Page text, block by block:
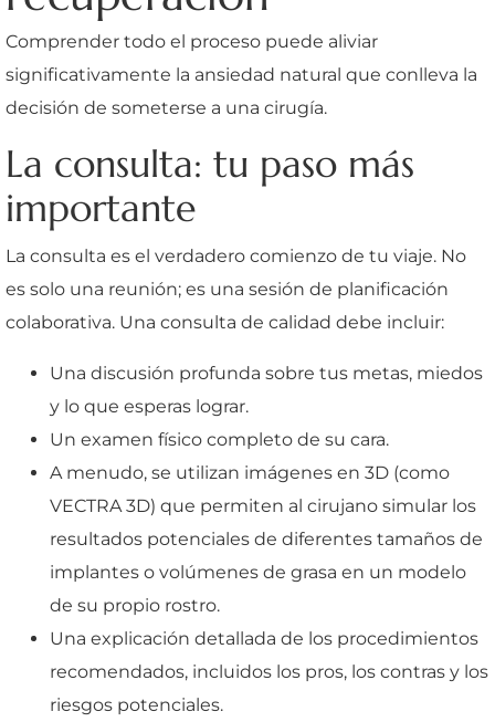
Comprender todo el proceso puede aliviar
significativamente la ansiedad natural que conlleva la
decisión de someterse a una cirugía.
La consulta: tu paso más
importante
La consulta es el verdadero comienzo de tu viaje. No
es solo una reunión; es una sesión de planificación
colaborativa. Una consulta de calidad debe incluir:
Una discusión profunda sobre tus metas, miedos
y lo que esperas lograr.
Un examen físico completo de su cara.
A menudo, se utilizan imágenes en 3D (como
VECTRA 3D) que permiten al cirujano simular los
resultados potenciales de diferentes tamaños de
implantes o volúmenes de grasa en un modelo
de su propio rostro.
Una explicación detallada de los procedimientos
recomendados, incluidos los pros, los contras y los
riesgos potenciales.